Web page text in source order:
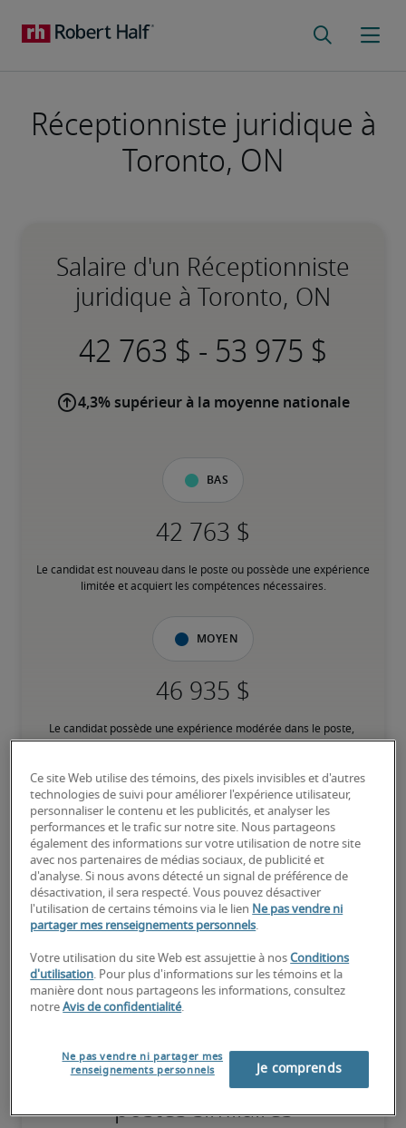
Réceptionniste juridique à
Toronto, ON
Salaire d'un Réceptionniste
juridique à Toronto, ON
-
4,3% supérieur à la moyenne nationale
Bas
Le candidat est nouveau dans le poste ou possède une expérience
limitée et acquiert les compétences nécessaires.
Moyen
Le candidat possède une expérience modérée dans le poste,
répond à la plupart des exigences ou possède des compétences
certifications pertinentes.
Élevé
Le candidat possède une vaste expérience et des compétences
certifications spécialisées.
Salaires estimés pour des
postes similaires
Ce site Web utilise des témoins, des pixels invisibles et d'autres
technologies de suivi pour améliorer l'expérience utilisateur,
personnaliser le contenu et les publicités, et analyser les
performances et le trafic sur notre site. Nous partageons
également des informations sur votre utilisation de notre site
avec nos partenaires de médias sociaux, de publicité et
d'analyse. Si nous avons détecté un signal de préférence de
désactivation, il sera respecté. Vous pouvez désactiver
l'utilisation de certains témoins via le lien Ne pas vendre ni
partager mes renseignements personnels.
Votre utilisation du site Web est assujettie à nosConditions
d'utilisation. Pour plus d'informations sur les témoins et la
manière dont nous partageons les informations, consultez
notreAvis de confidentialité.
Ne pas vendre ni partager mes
renseignements personnels
Je comprends